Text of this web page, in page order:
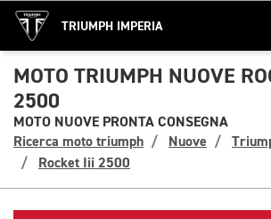
TRIUMPH IMPERIA
MOTO TRIUMPH NUOVE
2500
MOTO NUOVE PRONTA CONSEGNA
Ricerca moto triumph
Nuove
Rocket Iii 2500